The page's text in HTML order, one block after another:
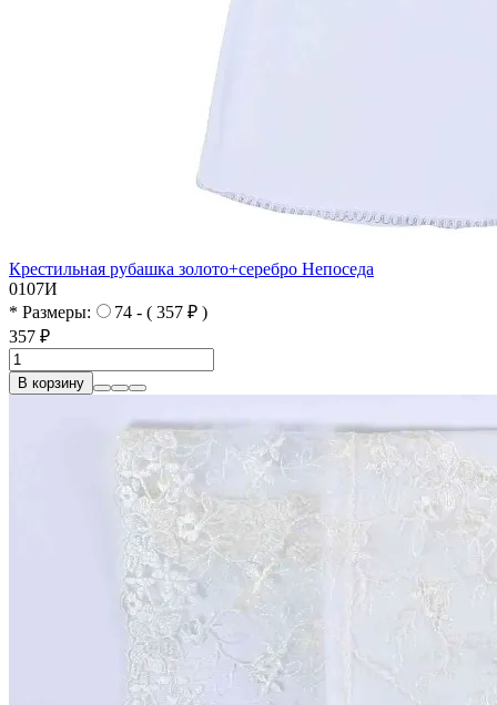
Крестильная рубашка золото+серебро Непоседа
0107И
* Размеры:
74 - ( 357 ₽ )
357 ₽
В корзину